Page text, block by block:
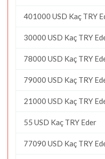
401000 USD Kaç TRY
30000 USD Kaç TRY
78000 USD Kaç TRY
79000 USD Kaç TRY
21000 USD Kaç TRY
55 USD Kaç TRY Eder
77090 USD Kaç TRY